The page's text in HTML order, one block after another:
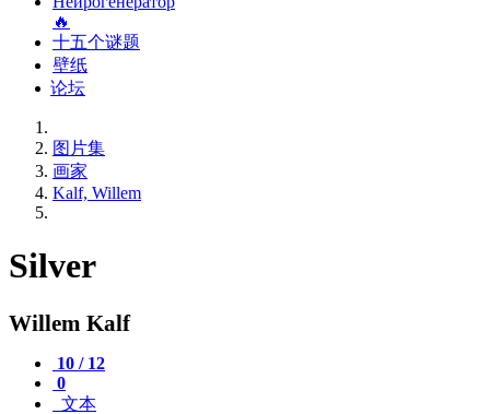
🔥
十五个谜题
壁纸
论坛
图片集
画家
Kalf, Willem
Silver
Willem Kalf
10 / 12
0
文本